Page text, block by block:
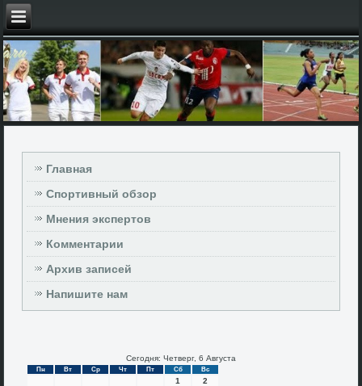
Главная
Спортивный обзор
Мнения экспертов
Комментарии
Архив записей
Напишите нам
Сегодня: Четверг, 6 Августа
Пн Вт Ср Чт Пт Сб Вс
1
2